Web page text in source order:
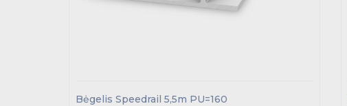
Bėgelis Speedrail 5,5m PU=160